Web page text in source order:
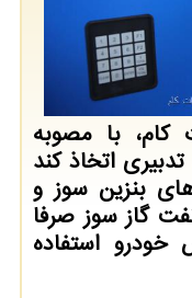
با مصوبه
اتخاذ کند
بنزین سوز و
گاز سوز صرفا
استفاده